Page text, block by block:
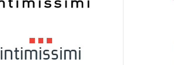
intimissimi